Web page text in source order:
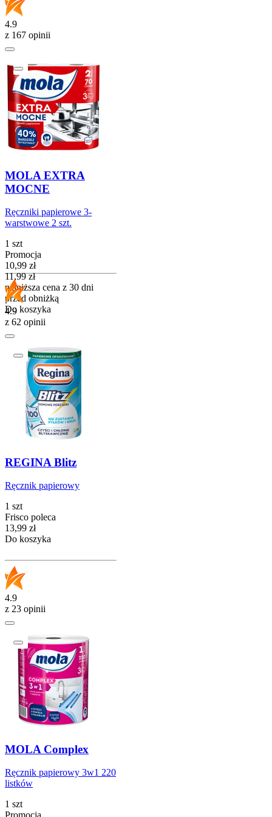
4.9
z 167 opinii
MOLA EXTRA
MOCNE
Ręczniki papierowe 3-
warstwowe 2 szt.
1 szt
Promocja
Cena promocyjna
10,99 zł
11,99 zł
najniższa cena z 30 dni
przed obniżką
Do koszyka
4.9
z 62 opinii
REGINA Blitz
Ręcznik papierowy
1 szt
Frisco poleca
Cena
13,99 zł
Do koszyka
4.9
z 23 opinii
MOLA Complex
Ręcznik papierowy 3w1 220
listków
1 szt